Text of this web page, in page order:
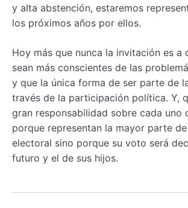
y alta abstención, estaremos
los próximos años por ellos.
Hoy más que nunca la invitación es a
sean más conscientes de las
y que la única forma de ser parte de
través de la participación política. Y,
gran responsabilidad sobre cada uno
porque representan la mayor parte
electoral sino porque su voto será
futuro y el de sus hijos.